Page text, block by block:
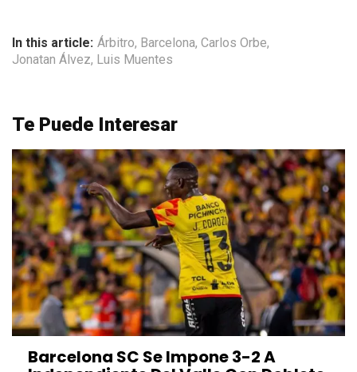
In this article: Árbitro, Barcelona, Carlos Orbe,
Jonatan Álvez, Luis Muentes
Te Puede Interesar
Barcelona SC Se Impone 3-2 A